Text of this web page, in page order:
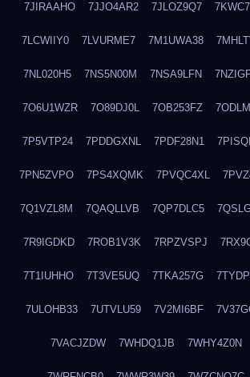
7JIRAAHO 7JJO4AR2 7JLOZ9Q7
7LCWIIY0 7LVURME7 7M1UWA38
7NL020H5 7NS5N00M 7NSA9LFN
7O6U1WZR 7O89DJ0L 7OB253FZ
7P5VTP24 7PDDGXNL 7PDF28N1
7PN5ZVPO 7PS4XQMK 7PVQC4XL
7Q1VZL8M 7QAQLLVB 7QP7DLC5
7R9IGDKD 7ROB1V3K 7RPZVSPJ
7T1IUHHO 7T3VE5UQ 7TKA257G
7ULOHB33 7UTVLU59 7V2MI6BF
7VACJZDW 7WHDQ1JB 7WHY4Z0N